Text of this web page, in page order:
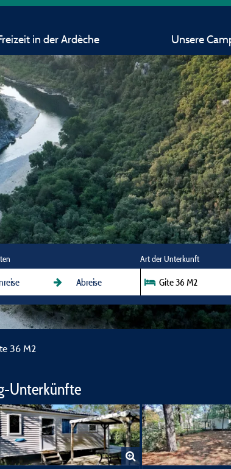
in der Ardèche Unsere
Art der Unterkunft
Gite 36 M2
36 M2
Unterkünfte